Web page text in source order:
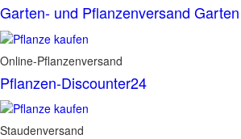
Garten- und Pflanzenversand
Online-Pflanzenversand
Pflanzen-Discounter24
Staudenversand